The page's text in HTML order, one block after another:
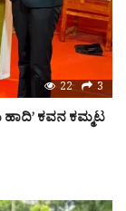
22 3
ಕವನ ಕಮ್ಮಟ